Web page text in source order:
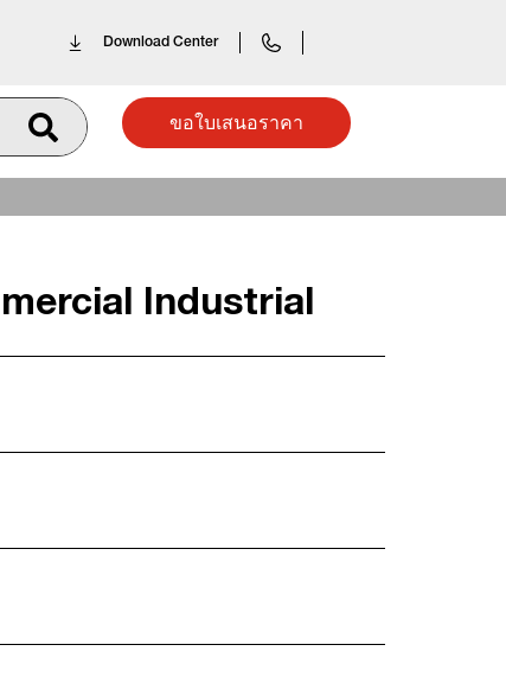
Download Center
ขอใบเสนอราคา
Industrial